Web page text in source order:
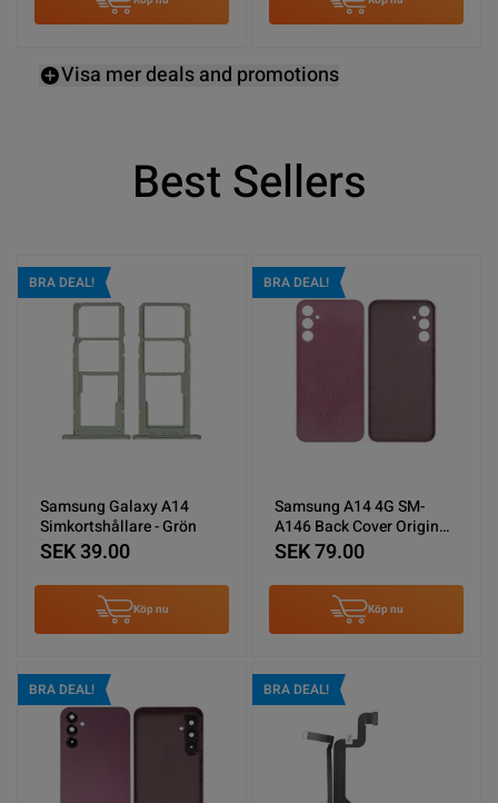
Visa mer deals and promotions
Best Sellers
BRA DEAL!
Samsung Galaxy A14
Simkortshållare - Grön
SEK 39.00
Köp nu
BRA DEAL!
Samsung A14 4G SM-
A146 Back Cover Original
OEM Deep Purple
SEK 79.00
Köp nu
BRA DEAL! BRA DEAL!